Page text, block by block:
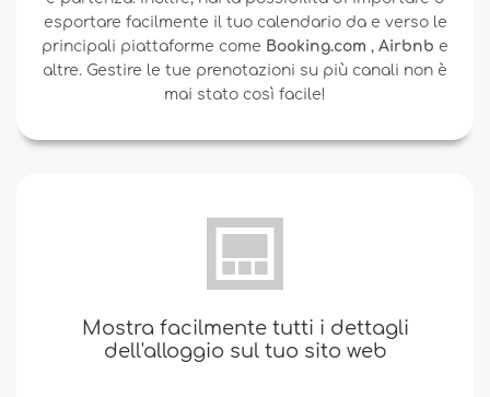
esportare facilmente il tuo calendario da e verso le
principali piattaforme come Booking.com , Airbnb e
altre. Gestire le tue prenotazioni su più canali non è
mai stato così facile!
Mostra facilmente tutti i dettagli
dell'alloggio sul tuo sito web